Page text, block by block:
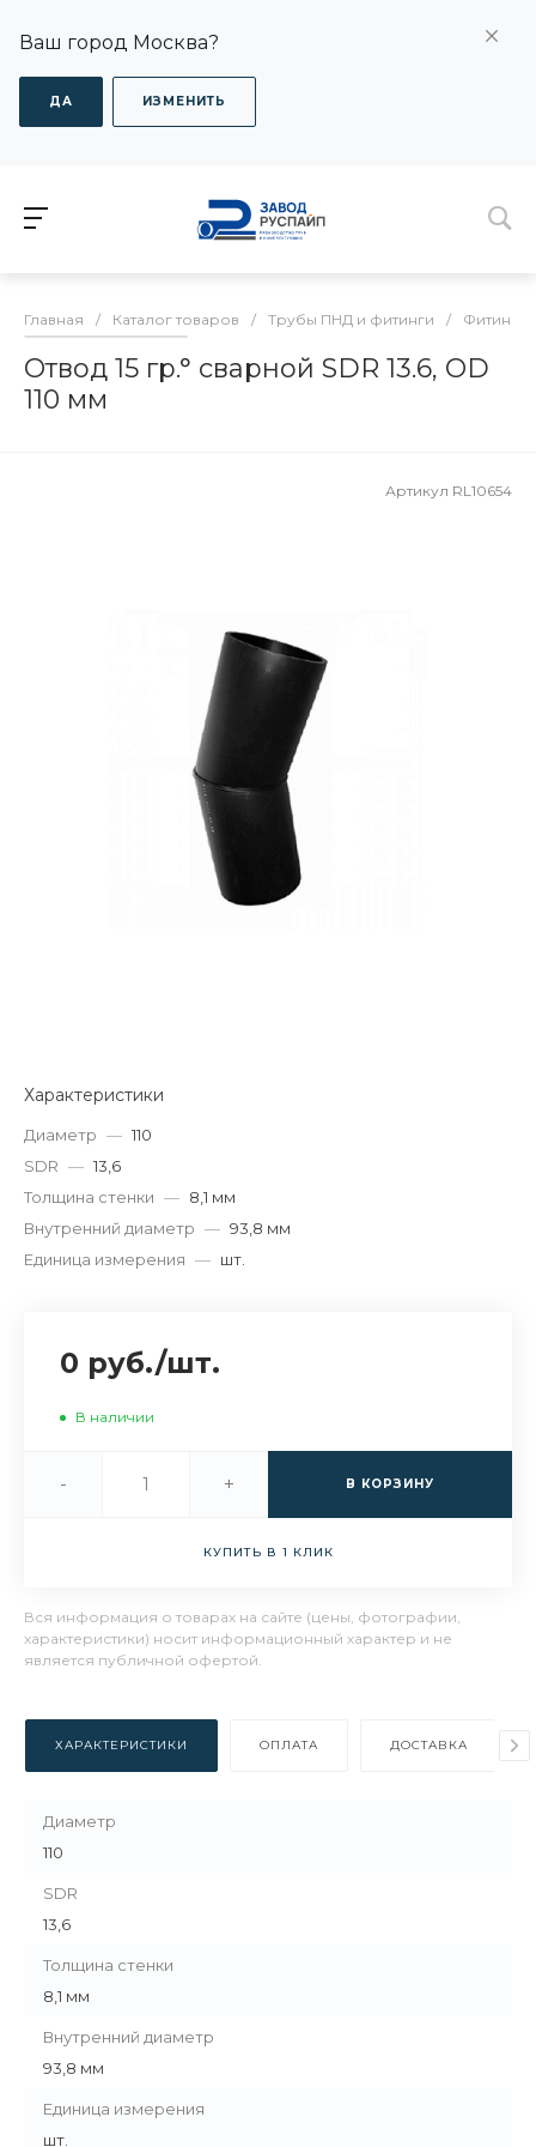
Ваш город Москва?
ДА ИЗМЕНИТЬ
Главная / Каталог товаров / Трубы ПНД и фитинги / Фитинги
Отвод 15 гр.° сварной SDR 13.6, OD
110 мм
Артикул RL10654
Характеристики
Диаметр — 110
SDR — 13,6
Толщина стенки — 8,1 мм
Внутренний диаметр — 93,8 мм
Единица измерения — шт.
0 руб./шт.
В наличии
- + В КОРЗИНУ
КУПИТЬ В 1 КЛИК
Вся информация о товарах на сайте (цены, фотографии,
характеристики) носит информационный характер и не
является публичной офертой.
ХАРАКТЕРИСТИКИ ОПЛАТА ДОСТАВКА
Диаметр
110
SDR
13,6
Толщина стенки
8,1 мм
Внутренний диаметр
93,8 мм
Единица измерения
шт.